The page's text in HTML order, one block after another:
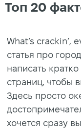
Топ 20
What’s crackin’,
статья про
написать
страниц, чтобы
Здесь просто
хочется сразу